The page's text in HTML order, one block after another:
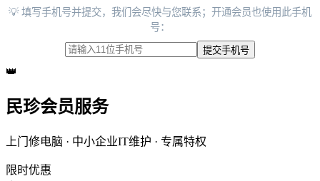
💡 填写手机号并提交，我们会尽快与您联系；开通会员也使用此手机
号：
提交手机号
👑
民珍会员服务
上门修电脑 · 中小企业IT维护 · 专属特权
限时优惠